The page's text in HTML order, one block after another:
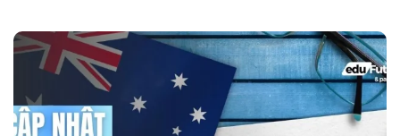
trình chi tiết để chuyển đổi từ visa tạm trú này sang visa
186 Úc, mở ra cánh cửa định cư lâu dài.